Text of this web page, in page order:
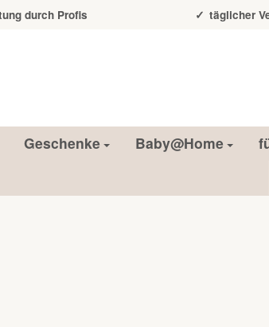
durch Profis täglicher
Geschenke Baby@Home